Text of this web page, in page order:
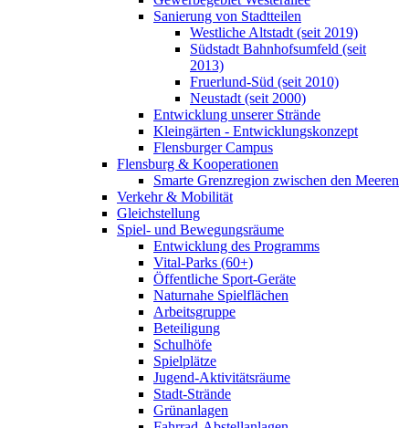
Sanierung von Stadtteilen
Westliche Altstadt (seit 2019)
Südstadt Bahnhofsumfeld (seit
2013)
Fruerlund-Süd (seit 2010)
Neustadt (seit 2000)
Entwicklung unserer Strände
Kleingärten - Entwicklungskonzept
Flensburger Campus
Flensburg & Kooperationen
Smarte Grenzregion zwischen den Meeren
Verkehr & Mobilität
Gleichstellung
Spiel- und Bewegungsräume
Entwicklung des Programms
Vital-Parks (60+)
Öffentliche Sport-Geräte
Naturnahe Spielflächen
Arbeitsgruppe
Beteiligung
Schulhöfe
Spielplätze
Jugend-Aktivitätsräume
Stadt-Strände
Grünanlagen